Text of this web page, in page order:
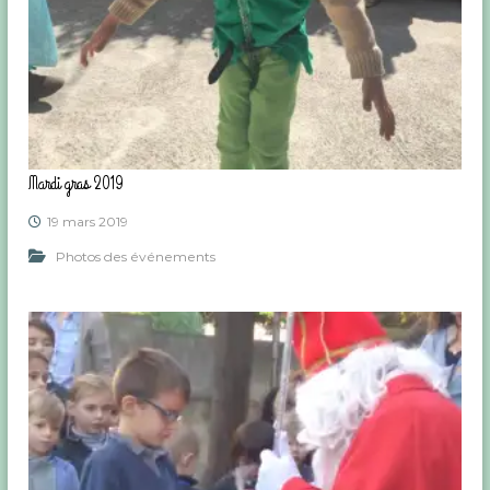
Mardi gras 2019
19 mars 2019
Photos des événements